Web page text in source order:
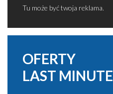
Tu może być twoja reklama.
OFERTY
LAST MINUTE